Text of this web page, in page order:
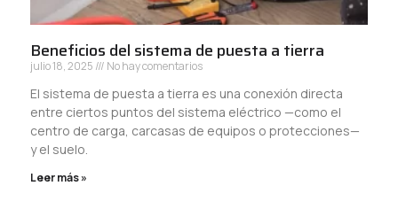
Beneficios del sistema de puesta a tierra
julio 18, 2025 No hay comentarios
El sistema de puesta a tierra es una conexión directa
entre ciertos puntos del sistema eléctrico —como el
centro de carga, carcasas de equipos o protecciones—
y el suelo.
Leer más »